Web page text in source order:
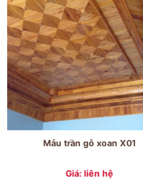
Mẫu trần gỗ xoan X01
Giá: liên hệ